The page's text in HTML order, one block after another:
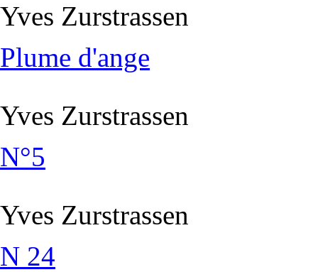
Yves Zurstrassen
Plume d'ange
Yves Zurstrassen
N°5
Yves Zurstrassen
N 24